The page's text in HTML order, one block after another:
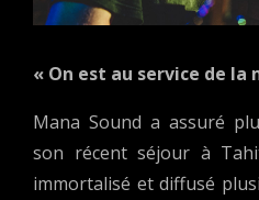
« On est au service de la
Mana Sound a assuré
son récent séjour à
immortalisé et diffusé